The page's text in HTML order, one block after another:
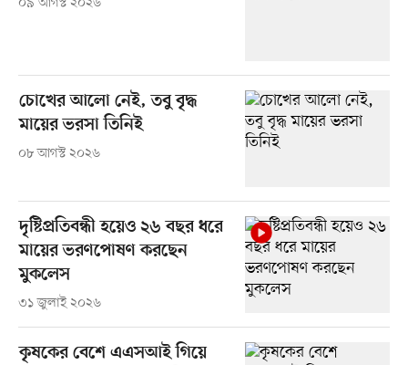
০৯ আগস্ট ২০২৬
চোখের আলো নেই, তবু বৃদ্ধ
মায়ের ভরসা তিনিই
০৮ আগস্ট ২০২৬
দৃষ্টিপ্রতিবন্ধী হয়েও ২৬ বছর ধরে
মায়ের ভরণপোষণ করছেন
মুকলেস
৩১ জুলাই ২০২৬
কৃষকের বেশে এএসআই গিয়ে